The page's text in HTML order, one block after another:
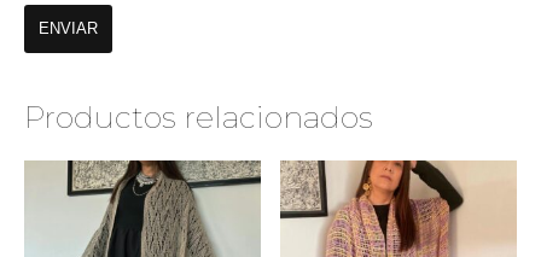
Productos relacionados